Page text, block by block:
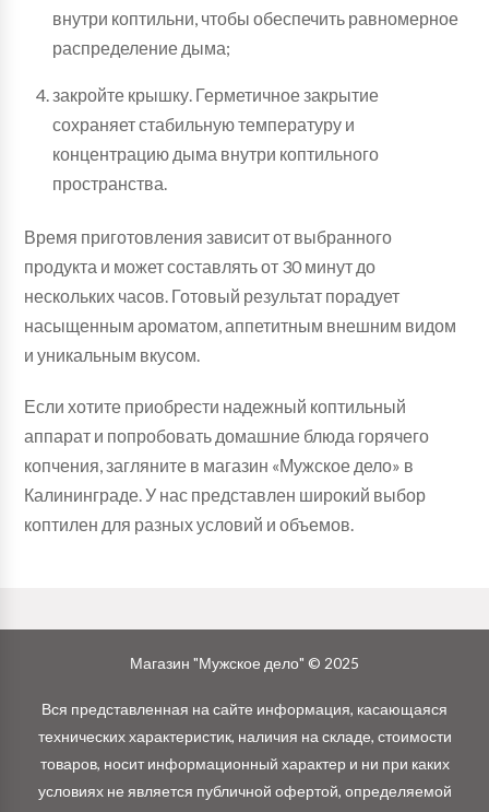
внутри коптильни, чтобы обеспечить равномерное
распределение дыма;
закройте крышку. Герметичное закрытие
сохраняет стабильную температуру и
концентрацию дыма внутри коптильного
пространства.
Время приготовления зависит от выбранного
продукта и может составлять от 30 минут до
нескольких часов. Готовый результат порадует
насыщенным ароматом, аппетитным внешним видом
и уникальным вкусом.
Если хотите приобрести надежный коптильный
аппарат и попробовать домашние блюда горячего
копчения, загляните в магазин «Мужское дело» в
Калининграде. У нас представлен широкий выбор
коптилен для разных условий и объемов.
Магазин "Мужское дело" © 2025
Вся представленная на сайте информация, касающаяся
технических характеристик, наличия на складе, стоимости
товаров, носит информационный характер и ни при каких
условиях не является публичной офертой, определяемой